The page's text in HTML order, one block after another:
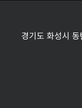
경기도 화성시